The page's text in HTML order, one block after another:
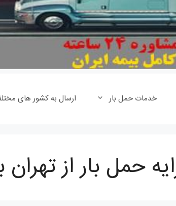
خدمات حمل بار ارسال به کشور های
حمل بار از تهران